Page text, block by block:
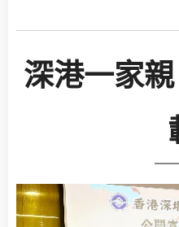
深港一家